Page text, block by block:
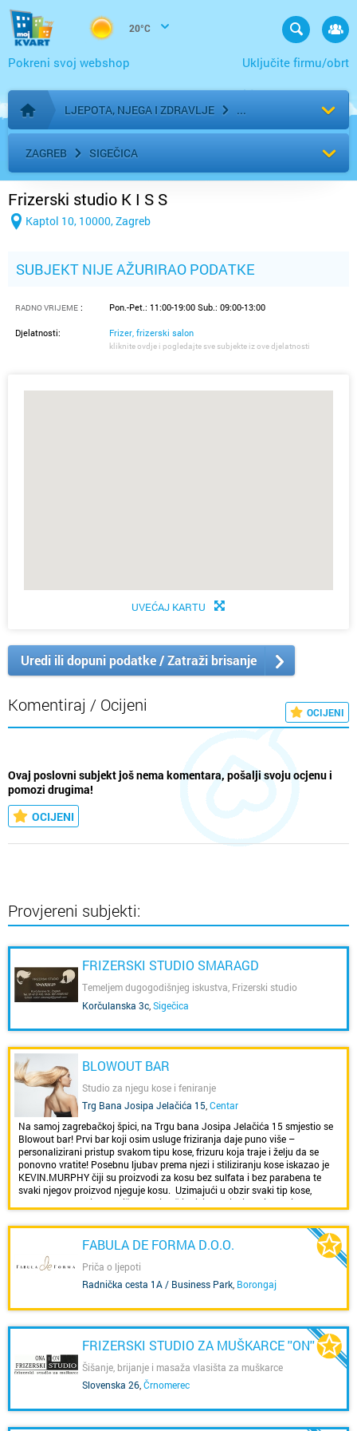
20°C
Uključite firmu/obrt
Pokreni svoj webshop
Početna stranica
LJEPOTA, NJEGA I ZDRAVLJE
ZAGREB SIGEČICA
Frizerski studio K I S S
Kaptol 10, 10000, Zagreb
SUBJEKT NIJE AŽURIRAO PODATKE
RADNO VRIJEME: Pon.-Pet.: 11:00-19:00 Sub.: 09:00-13:00
Djelatnosti: Frizer, frizerski salon
kliknite ovdje i pogledajte sve subjekte iz ove djelatnosti
UVEĆAJ KARTU
Uredi ili dopuni podatke / Zatraži brisanje
Komentiraj / Ocijeni OCIJENI
Ovaj poslovni subjekt još nema komentara, pošalji svoju ocjenu i
pomozi drugima!
OCIJENI
Provjereni subjekti:
FRIZERSKI STUDIO SMARAGD
Temeljem dugogodišnjeg iskustva, Frizerski studio
SMARAGD nudi visokoprofesionalnu uslugu u njezi kose.
Korčulanska 3c Sigečica
BLOWOUT BAR
Studio za njegu kose i feniranje
Trg Bana Josipa Jelačića 15 Centar
Na samoj zagrebačkoj špici, na Trgu bana Josipa Jelačića 15 smjestio se
Blowout bar! Prvi bar koji osim usluge friziranja daje puno više –
personalizirani pristup svakom tipu kose, frizuru koja traje i želju da se
ponovno vratite! Posebnu ljubav prema njezi i stiliziranju kose iskazao je
KEVIN.MURPHY čiji su proizvodi za kosu bez sulfata i bez parabena te
svaki njegov proizvod njeguje kosu. Uzimajući u obzir svaki tip kose,
svaku problematiku vlasišta kao i vaš individualni stil, kreiramo i
kose. Svaki klijent ima vlastite potrebe i svaki tip kose ima svoje posebne
zahtjeve. Zato KEVIN.MURPHY tretmani nisu luksuz nego potreba koja će
vam pružiti nezaboravan doživljaj i garantirani rezultat. Blowout tim će
individualnim pristupom napraviti stručnu dijagnozu svakoj klijentici i
pružiti najprikladniju uslugu njege kose. Zapratite nas na Instagram profilu
za sve novosti i galeriju radova ili posjetite našu web stranicu. Naručiti se
FABULA DE FORMA D.O.O.
Priča o ljepoti
Radnička cesta 1A / Business Park Borongaj
FRIZERSKI STUDIO ZA MUŠKARCE ''ON''
Šišanje, brijanje i masaža vlasišta za muškarce
Slovenska 26 Črnomerec